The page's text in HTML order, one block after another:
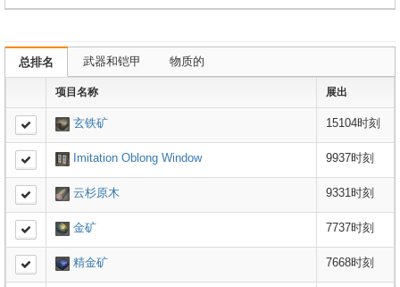
总排名 武器和铠甲 物质的
项目名称 展出
玄铁矿 15104时刻
Imitation Oblong Window 9937时刻
云杉原木 9331时刻
金矿 7737时刻
精金矿 7668时刻